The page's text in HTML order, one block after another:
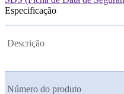
Especificação
Descrição
Número do produto